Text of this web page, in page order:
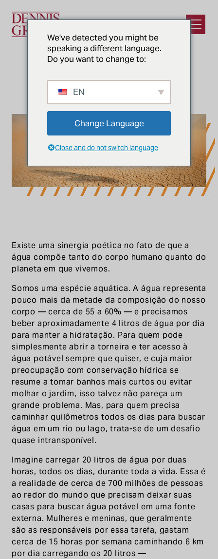
Abrir
Quando o poço seca
Existe uma sinergia poética no fato de que a
água compõe tanto do corpo humano quanto do
planeta em que vivemos.
Somos uma espécie aquática. A água representa
pouco mais da metade da composição do nosso
corpo — cerca de 55 a 60% — e precisamos
beber aproximadamente 4 litros de água por dia
para manter a hidratação. Para quem pode
simplesmente abrir a torneira e ter acesso à
água potável sempre que quiser, e cuja maior
preocupação com conservação hídrica se
resume a tomar banhos mais curtos ou evitar
molhar o jardim, isso talvez não pareça um
grande problema. Mas, para quem precisa
caminhar quilômetros todos os dias para buscar
água em um rio ou lago, trata-se de um desafio
quase intransponível.
Imagine carregar 20 litros de água por duas
horas, todos os dias, durante toda a vida. Essa é
a realidade de cerca de 700 milhões de pessoas
ao redor do mundo que precisam deixar suas
casas para buscar água potável em uma fonte
externa. Mulheres e meninas, que geralmente
são as responsáveis por essa tarefa, gastam
cerca de 15 horas por semana caminhando 6 km
por dia carregando os 20 litros —
We've detected you might be
speaking a different language.
Do you want to change to:
EN
Change Language
Close and do not switch language